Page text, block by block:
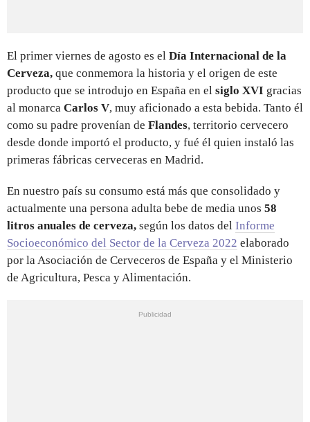
El primer viernes de agosto es el Día Internacional de la
Cerveza, que conmemora la historia y el origen de este
producto que se introdujo en España en el siglo XVI gracias
al monarca Carlos V, muy aficionado a esta bebida. Tanto él
como su padre provenían de Flandes, territorio cervecero
desde donde importó el producto, y fué él quien instaló las
primeras fábricas cerveceras en Madrid.
En nuestro país su consumo está más que consolidado y
actualmente una persona adulta bebe de media unos 58
litros anuales de cerveza, según los datos del Informe
Socioeconómico del Sector de la Cerveza 2022 elaborado
por la Asociación de Cerveceros de España y el Ministerio
de Agricultura, Pesca y Alimentación.